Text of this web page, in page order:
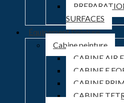
SURFACES
Équipement Peinture
Cabine peinture
CABINE AIR
CABINE E
CABINE
CABINE